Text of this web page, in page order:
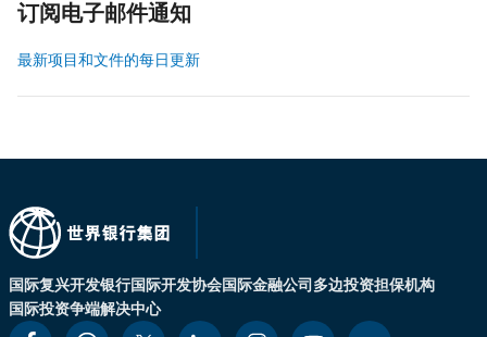
订阅电子邮件通知
最新项目和文件的每日更新
国际复兴开发银行国际开发协会国际金融公司多边投资担保机构
国际投资争端解决中心